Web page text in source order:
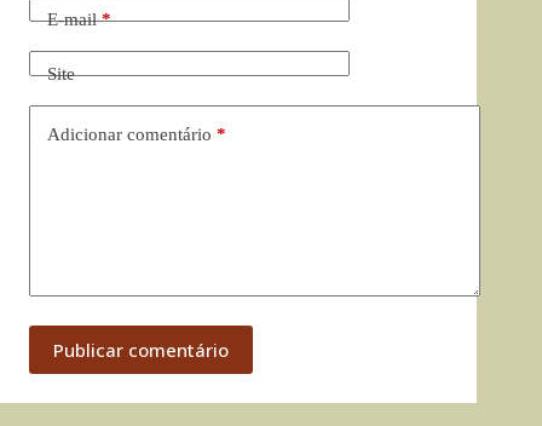
E-mail*
Site
Adicionar comentário *
Publicar comentário